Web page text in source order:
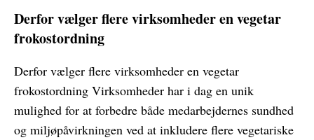
Derfor vælger flere virksomheder en vegetar
frokostordning
Derfor vælger flere virksomheder en vegetar
frokostordning Virksomheder har i dag en unik
mulighed for at forbedre både medarbejdernes sundhed
og miljøpåvirkningen ved at inkludere flere vegetariske